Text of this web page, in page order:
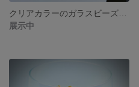
展示中